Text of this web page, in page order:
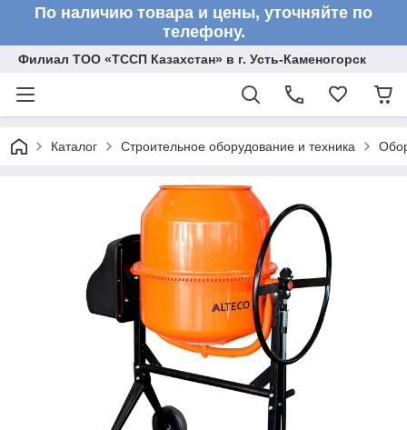
По наличию товара и цены, уточняйте по
телефону.
Филиал ТОО «ТССП Казахстан» в г. Усть-Каменогорск
Каталог Строительное оборудование и техника